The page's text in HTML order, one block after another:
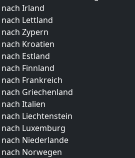
Irland
Lettland
Zypern
Kroatien
Estland
Finnland
Frankreich
Griechenland
Italien
Liechtenstein
Luxemburg
Niederlande
Norwegen